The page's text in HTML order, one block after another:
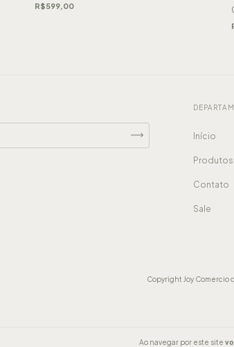
Ao navegar por este site
R$599,00
Início
Produtos
Contato
Sale
Copyright Joy Comercio